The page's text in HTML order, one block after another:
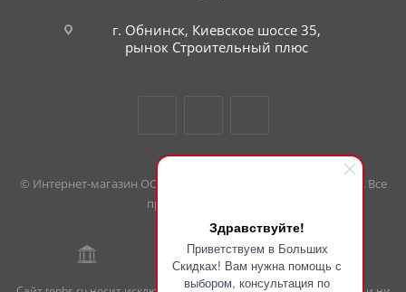
Здравствуйте!
Приветствуем в Больших
Скидках! Вам нужна помощь с
выбором, консультация по
г. Обнинск, Киевское шоссе 35,
рынок Строительный плюс
© Интернет-магазин ООО «Большие скидки». 2008 — 2026 гг. Все
права защищены.